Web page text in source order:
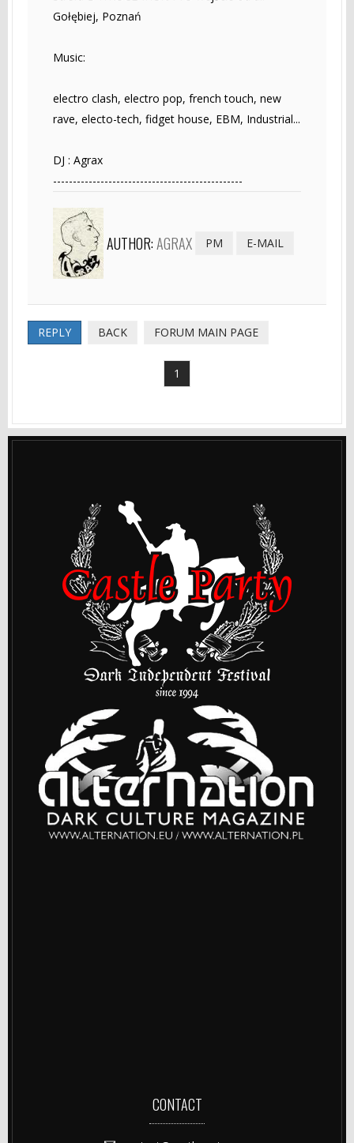
Gołębiej, Poznań
Music:
electro clash, electro pop, french touch, new
rave, electo-tech, fidget house, EBM, Industrial...
DJ : Agrax
------------------------------------------------
AUTHOR:AGRAX PM E-MAIL
REPLY BACK FORUM MAIN PAGE
1
CONTACT